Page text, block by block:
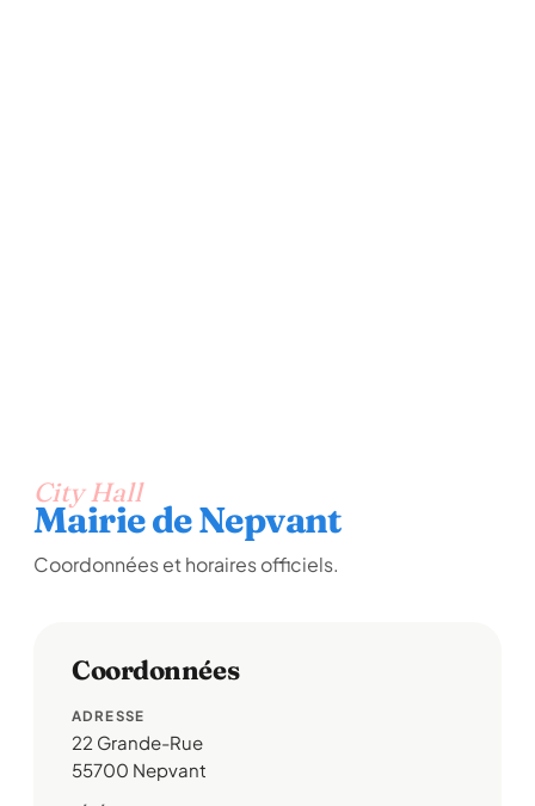
City Hall
Mairie de Nepvant
Coordonnées et horaires officiels.
Coordonnées
ADRESSE
22 Grande-Rue
55700 Nepvant